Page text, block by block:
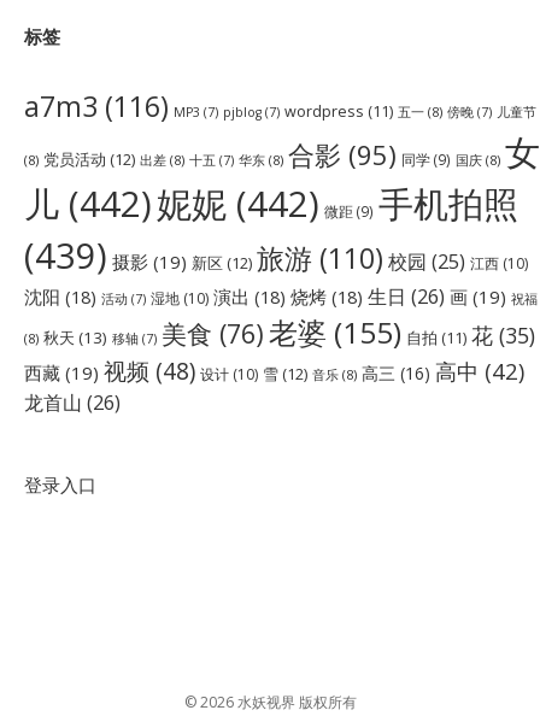
标签
a7m3 (116) MP3 (7) pjblog (7) wordpress (11) 五一 (8) 傍晚 (7) 儿童节
(8) 党员活动 (12) 出差 (8) 十五 (7) 华东 (8) 合影 (95) 同学(9) 国庆 (8) 女
儿 (442)妮妮 (442) 微距(9) 手机拍照
(439) 摄影 (19) 新区 (12) 旅游 (110) 校园 (25) 江西 (10)
沈阳 (18) 活动 (7) 湿地 (10) 演出 (18) 烧烤 (18) 生日 (26) 画 (19) 祝福
(8) 秋天 (13) 移轴 (7) 美食 (76)老婆 (155) 自拍 (11) 花 (35)
西藏 (19) 视频 (48) 设计 (10) 雪 (12) 音乐 (8) 高三 (16) 高中 (42)
龙首山 (26)
登录入口
© 2026 水妖视界 版权所有